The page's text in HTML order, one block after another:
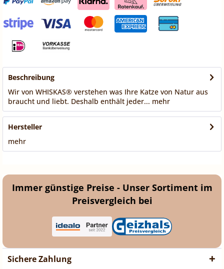
Beschreibung
Wir von WHISKAS® verstehen was Ihre Katze von Natur aus
braucht und liebt. Deshalb enthält jeder... mehr
Hersteller
mehr
Immer günstige Preise - Unser Sortiment im
Preisvergleich bei
Sichere Zahlung